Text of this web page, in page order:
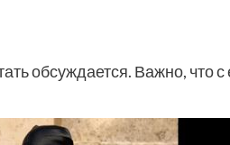
обсуждается. Важно, что